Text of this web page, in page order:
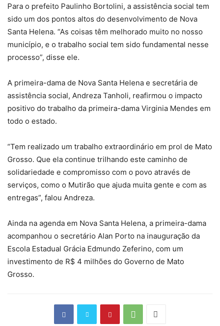
Para o prefeito Paulinho Bortolini, a assistência social tem
sido um dos pontos altos do desenvolvimento de Nova
Santa Helena. “As coisas têm melhorado muito no nosso
município, e o trabalho social tem sido fundamental nesse
processo”, disse ele.
A primeira-dama de Nova Santa Helena e secretária de
assistência social, Andreza Tanholi, reafirmou o impacto
positivo do trabalho da primeira-dama Virginia Mendes em
todo o estado.
“Tem realizado um trabalho extraordinário em prol de Mato
Grosso. Que ela continue trilhando este caminho de
solidariedade e compromisso com o povo através de
serviços, como o Mutirão que ajuda muita gente e com as
entregas”, falou Andreza.
Ainda na agenda em Nova Santa Helena, a primeira-dama
acompanhou o secretário Alan Porto na inauguração da
Escola Estadual Grácia Edmundo Zeferino, com um
investimento de R$ 4 milhões do Governo de Mato
Grosso.